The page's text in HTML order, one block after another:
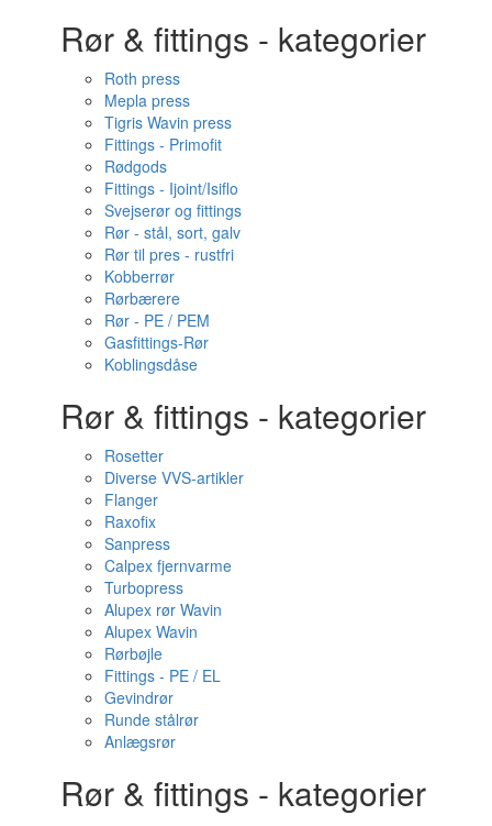
Rør & fittings - kategorier
Roth press
Mepla press
Tigris Wavin press
Fittings - Primofit
Rødgods
Fittings - Ijoint/Isiflo
Svejserør og fittings
Rør - stål, sort, galv
Rør til pres - rustfri
Kobberrør
Rørbærere
Rør - PE / PEM
Gasfittings-Rør
Koblingsdåse
Rør & fittings - kategorier
Rosetter
Diverse VVS-artikler
Flanger
Raxofix
Sanpress
Calpex fjernvarme
Turbopress
Alupex rør Wavin
Alupex Wavin
Rørbøjle
Fittings - PE / EL
Gevindrør
Runde stålrør
Anlægsrør
Rør & fittings - kategorier